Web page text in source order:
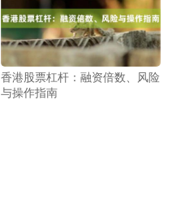
香港股票杠杆：融资倍数、风险
与操作指南